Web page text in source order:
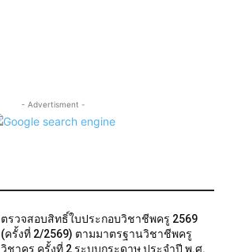
- Advertisment -
ตรวจสอบสิทธิ์ใบประกอบวิชาชีพครู 2569
(ครั้งที่ 2/2569) ตามมาตรฐานวิชาชีพครู
วิชาครู ครั้งที่ 2 ระบบกระดาษ ประจำปี พ.ศ.